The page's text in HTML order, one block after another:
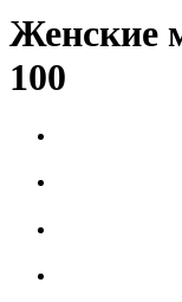
Женские
100